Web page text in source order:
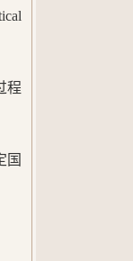
程
国